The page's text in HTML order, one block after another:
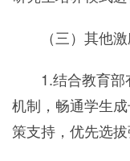
（三）其他
1.结合教育部
机制，畅通学生
策支持，优先选